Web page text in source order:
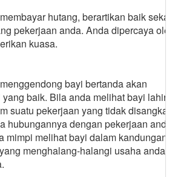
hutang, berartikan baik sekali
pekerjaan anda. Anda dipercaya oleh
kuasa.
bayi bertanda akan
baik. Bila anda melihat bayi lahir
suatu pekerjaan yang tidak disangka-
hubungannya dengan pekerjaan anda
mimpi melihat bayi dalam kandungan
menghalang-halangi usaha anda